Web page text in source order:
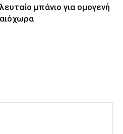
μπάνιο για ομογενή